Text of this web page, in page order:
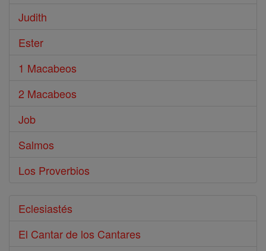
Judith
Ester
1 Macabeos
2 Macabeos
Job
Salmos
Los Proverbios
Eclesiastés
El Cantar de los Cantares